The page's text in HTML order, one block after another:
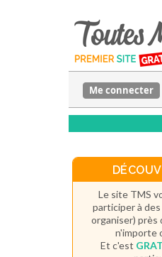
Me connecter
Le site TMS
participer à
organiser) près
n'importe
Et c'est